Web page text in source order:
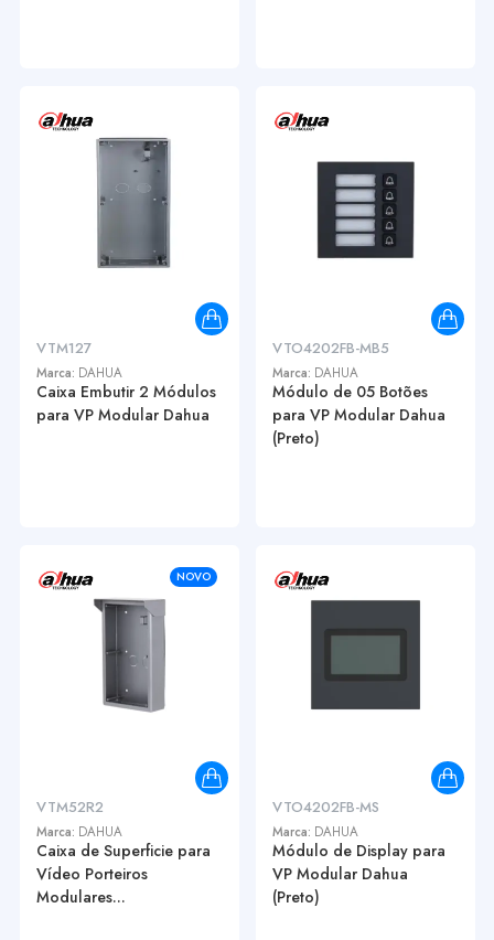
VTM127
Marca: DAHUA
Caixa Embutir 2 Módulos
para VP Modular Dahua
VTO4202FB-MB5
Marca: DAHUA
Módulo de 05 Botões
para VP Modular Dahua
(Preto)
NOVO
VTM52R2
Marca: DAHUA
Caixa de Superficie para
Vídeo Porteiros
Modulares...
VTO4202FB-MS
Marca: DAHUA
Módulo de Display para
VP Modular Dahua
(Preto)